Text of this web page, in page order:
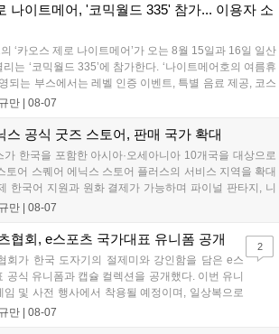
며, 선정된 내용은 기념 영상 및 대형 전광판에 소
....
나이트메어, '코믹월드 335' 참가... 이용자 소
‘카오스 제로 나이트메어’가 오는 8월 15일과 16일 일산
는 ‘코믹월드 335’에 참가한다. ‘나이트메어호의 여름휴
되는 부스에서는 레벨 인증 이벤트, 특별 음료 제공, 코스
존 등 다채로운 행사가 진행된다. 유명 코스어 7인이 캐릭
식 커뮤니티에서 확인 가능하다....
만 08-07
스 공식 굿즈 스토어, 판매 국가 확대
가 한국을 포함한 아시아·오세아니아 10개국을 대상으로
토어 스퀘어 에닉스 스토어 플러스의 서비스 지역을 확대
한국어 지원과 원화 결제가 가능하며 파이널 판타지, 니
의 피규어, 굿즈를 구매할 수 있습니다. 신상품이 순차적
....
만 08-07
협회, e스포츠 국가대표 유니폼 공개
회가 한국 도자기의 절제미와 강인함을 담은 e스
공식 유니폼과 캡슐 컬렉션을 공개했다. 이번 유니
임 및 사전 행사에서 착용될 예정이며, 일상복으로
은 오는 8월 28일부터 골스튜디오 공식 홈페이지
만 08-07
2